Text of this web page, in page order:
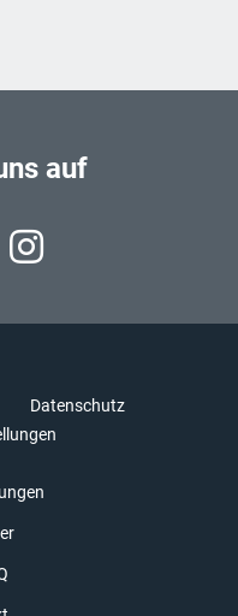
auf
Datenschutz